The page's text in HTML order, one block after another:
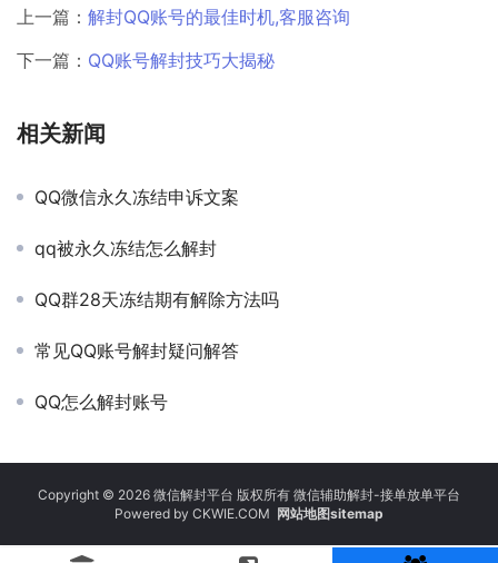
上一篇： 解封QQ账号的最佳时机,客服咨询
下一篇： QQ账号解封技巧大揭秘
相关新闻
QQ微信永久冻结申诉文案
qq被永久冻结怎么解封
QQ群28天冻结期有解除方法吗
常见QQ账号解封疑问解答
QQ怎么解封账号
Copyright © 2026 微信解封平台 版权所有 微信辅助解封-接单放单平台
Powered by CKWIE.COM 网站地图sitemap